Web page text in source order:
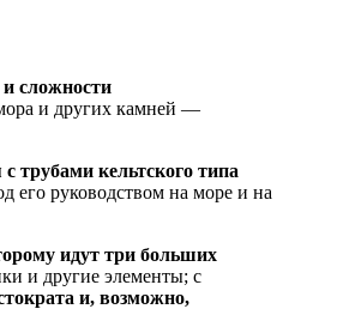
сложности
и других камней —
трубами кельтского типа
его руководством на море и на
идут три больших
и другие элементы; с
и, возможно,